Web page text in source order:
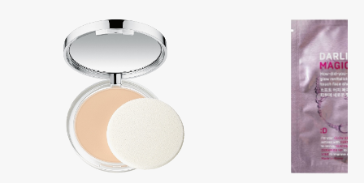
Boadicea The Victorious
Bobbi Brown
BOOMSHOP